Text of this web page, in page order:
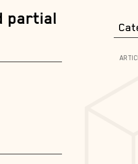
partial